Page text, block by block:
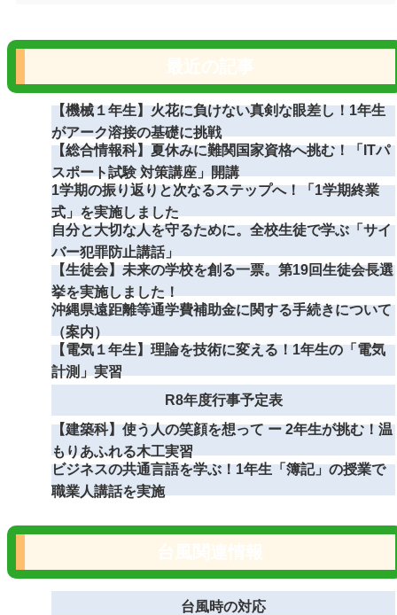
【機械１年生】火花に負けない真剣な眼差し！1年生
がアーク溶接の基礎に挑戦
【総合情報科】夏休みに難関国家資格へ挑む！「ITパ
スポート試験 対策講座」開講
1学期の振り返りと次なるステップへ！「1学期終業
式」を実施しました
自分と大切な人を守るために。全校生徒で学ぶ「サイ
バー犯罪防止講話」
【生徒会】未来の学校を創る一票。第19回生徒会長選
挙を実施しました！
沖縄県遠距離等通学費補助金に関する手続きについて
（案内）
【電気１年生】理論を技術に変える！1年生の「電気
計測」実習
R8年度行事予定表
【建築科】使う人の笑顔を想って ー 2年生が挑む！温
もりあふれる木工実習
ビジネスの共通言語を学ぶ！1年生「簿記」の授業で
職業人講話を実施
台風時の対応